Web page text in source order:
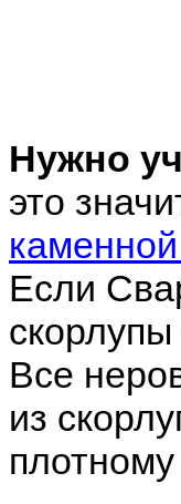
Нужно
это
Если
Все
из